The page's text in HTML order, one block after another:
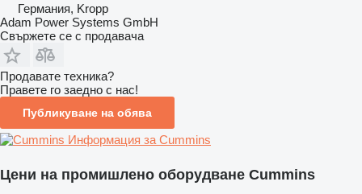
Германия, Kropp
Adam Power Systems GmbH
Свържете се с продавача
Продавате техника?
Правете го заедно с нас!
Публикуване на обява
Информация за Cummins
Цени на промишлено оборудване Cummins